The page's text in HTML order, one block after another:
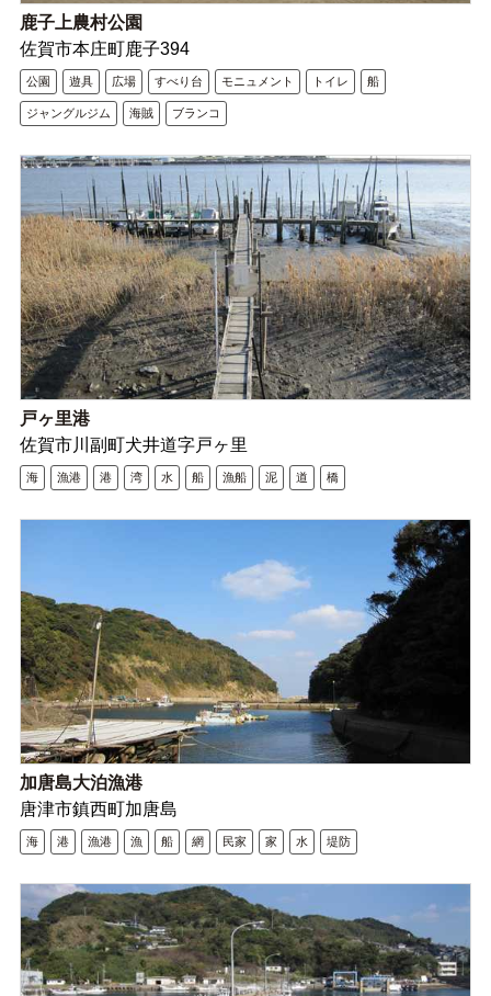
鹿子上農村公園
佐賀市本庄町鹿子394
公園 遊具 広場 すべり台 モニュメント トイレ 船
ジャングルジム 海賊 ブランコ
戸ヶ里港
佐賀市川副町犬井道字戸ヶ里
海 漁港 港 湾 水 船 漁船 泥 道 橋
加唐島大泊漁港
唐津市鎮西町加唐島
海 港 漁港 漁 船 網 民家 家 水 堤防